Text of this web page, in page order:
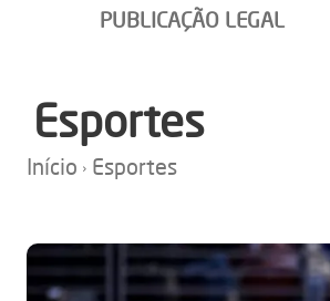
PUBLICAÇÃO LEGAL
Esportes
Início Esportes